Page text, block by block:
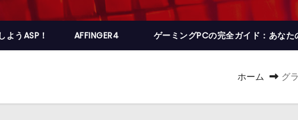
ようASP！ AFFINGER4 ゲーミングPCの完全ガイド：あなた
ホーム グ